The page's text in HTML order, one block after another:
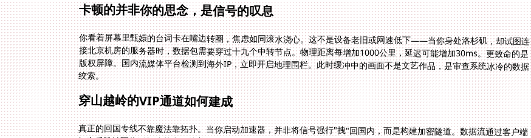
卡顿的并非你的思念，是信号的叹息
你看着屏幕里甄嬛的台词卡在嘴边转圈，焦虑如同滚水浇心。这不是设备老旧或网速低下——当你身处洛杉矶，却试图连
接北京机房的服务器时，数据包需要穿过十九个中转节点。物理距离每增加1000公里，延迟可能增加30ms。更致命的是
版权屏障。国内流媒体平台检测到海外IP，立即开启地理围栏。此时缓冲中的画面不是文艺作品，是审查系统冰冷的数据
绞索。
穿山越岭的VIP通道如何建成
真正的回国专线不靠魔法靠拓扑。当你启动加速器，并非将信号强行"拽"回国内，而是构建加密隧道。数据流通过客户端
加密后跳转至临近加速节点，接着通过运营商级专线直连回国入口。比如从伦敦到北京，普通路由需经美国节点绕行，延
迟高达300ms；而优化后的路径经由法兰克福节点直连上海，时延锐减至120ms。此时关键来了——全球节点分布密度决